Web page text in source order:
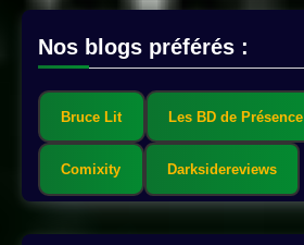
Nos blogs préférés :
Bruce Lit Les BD de Présence
Comixity Darksidereviews